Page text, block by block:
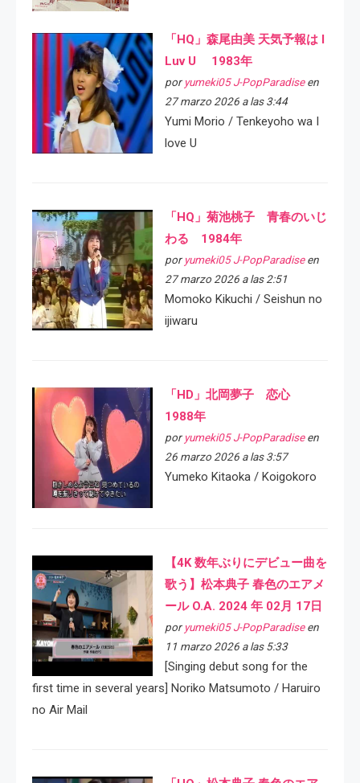
「HQ」森尾由美 天気予報は I
Luv U 1983年
por yumeki05 J-PopParadiseen
27 marzo 2026 a las 3:44
Yumi Morio / Tenkeyoho wa I
love U
「HQ」菊池桃子 青春のいじ
わる 1984年
por yumeki05 J-PopParadiseen
27 marzo 2026 a las 2:51
Momoko Kikuchi / Seishun no
ijiwaru
「HD」北岡夢子 恋心
1988年
por yumeki05 J-PopParadiseen
26 marzo 2026 a las 3:57
Yumeko Kitaoka / Koigokoro
【4K 数年ぶりにデビュー曲を
歌う】松本典子 春色のエアメ
ール O.A. 2024 年 02月 17日
por yumeki05 J-PopParadiseen
11 marzo 2026 a las 5:33
[Singing debut song for the
first time in several years] Noriko Matsumoto / Haruiro
no Air Mail